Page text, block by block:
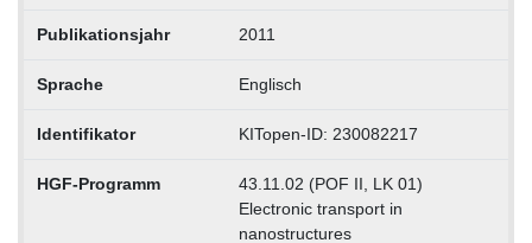
Publikationsjahr 2011
Sprache Englisch
Identifikator KITopen-ID: 230082217
HGF-Programm
43.11.02 (POF II, LK 01)
Electronic transport in
nanostructures